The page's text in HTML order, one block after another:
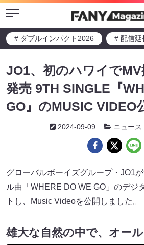
Menu
# ダブルインパクト2026 # 配信延
JO1、初のハワイでMV
発売 9TH SINGLE『
GO』のMUSIC VIDEO
2024-09-09 ニュース
グローバルボーイズグループ・JO1
ル曲「WHERE DO WE GO」のデジ
トし、Music Videoを公開しました。
雄大な自然の中で、オール